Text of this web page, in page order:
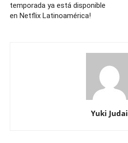
temporada ya está disponible
en Netflix Latinoamérica!
Yuki Judai